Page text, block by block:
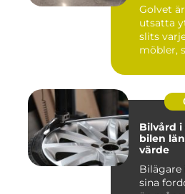
Golvet
utsatta
slits
möbler,
Bilvård i
bilen
värde
sina